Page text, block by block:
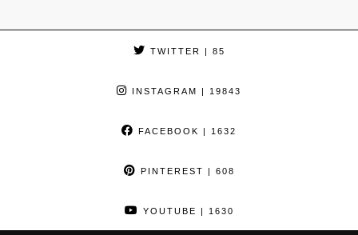
TWITTER | 85
INSTAGRAM | 19843
FACEBOOK | 1632
PINTEREST | 608
YOUTUBE | 1630